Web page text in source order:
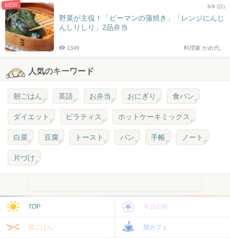
NEW 8/9 (日)
野菜が主役！「ピーマンの蒲焼き」「レンジにんじ
んしりしり」2品弁当
料理家 かめ代。
1349
人気のキーワード
朝ごはん 英語 お弁当 おにぎり 食パン
ダイエット ピラティス ホットケーキミックス
白菜 豆腐 トースト パン 手帳 ノート
片づけ
TOP 今日の朝
朝ごはん 朝カフェ